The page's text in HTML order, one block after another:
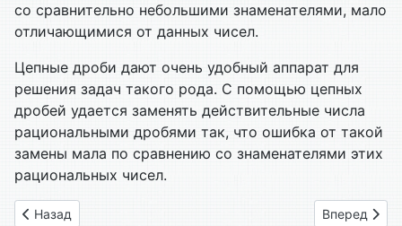
со сравнительно небольшими знаменателями, мало
отличающимися от данных чисел.
Цепные дроби дают очень удобный аппарат для
решения задач такого рода. С помощью цепных
дробей удается заменять действительные числа
рациональными дробями так, что ошибка от такой
замены мала по сравнению со знаменателями этих
рациональных чисел.
Предыдущий: 05. Единственность представления
Назад Следующий:
Вперед